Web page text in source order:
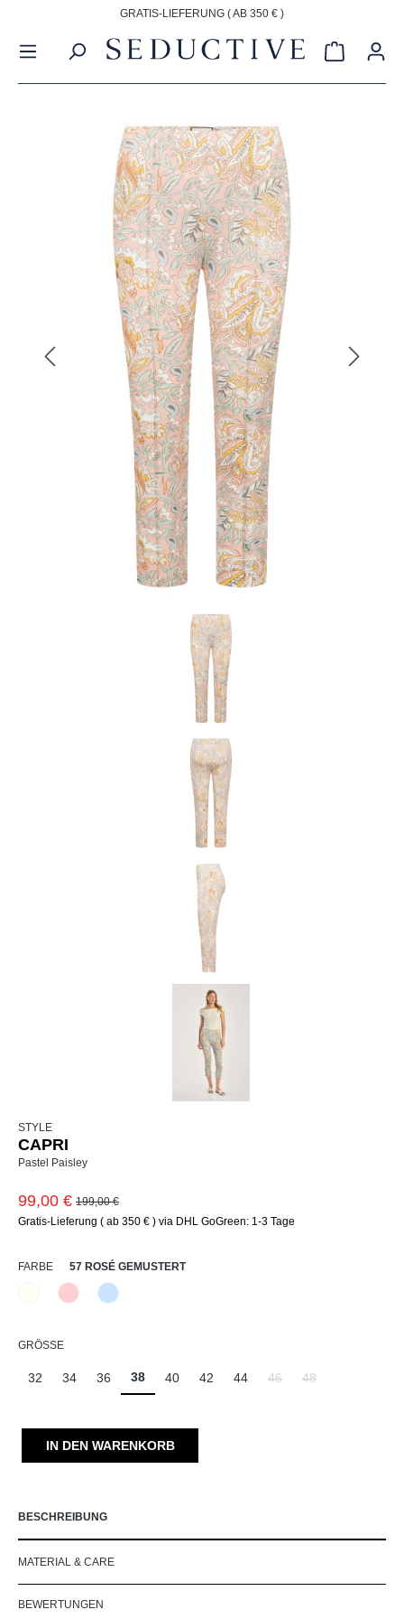
GRATIS-LIEFERUNG ( AB 350 € )
STYLE
CAPRI
Pastel Paisley
99,00 € 199,00 €
Gratis-Lieferung ( ab 350 € ) via DHL GoGreen: 1-3 Tage
FARBEAUSWÄHLEN
57 ROSÉ GEMUSTERT
12 Natur gemustert
57 Rosé gemustert
82 Hellblau gemustert
GRÖSSE AUSWÄHLEN
32 34 36 38 40 42 44 46 48
IN DEN WARENKORB
BESCHREIBUNG
MATERIAL & CARE
BEWERTUNGEN